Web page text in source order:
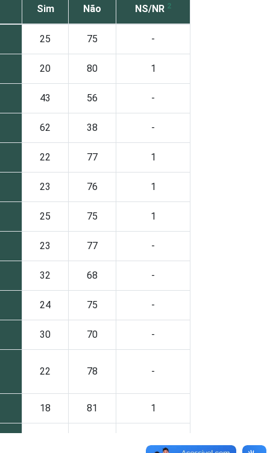
Sim Não NS/NR 2
25 75 -
20 80 1
43 56 -
62 38 -
22 77 1
23 76 1
25 75 1
23 77 -
32 68 -
24 75 -
30 70 -
22 78 -
18 81 1